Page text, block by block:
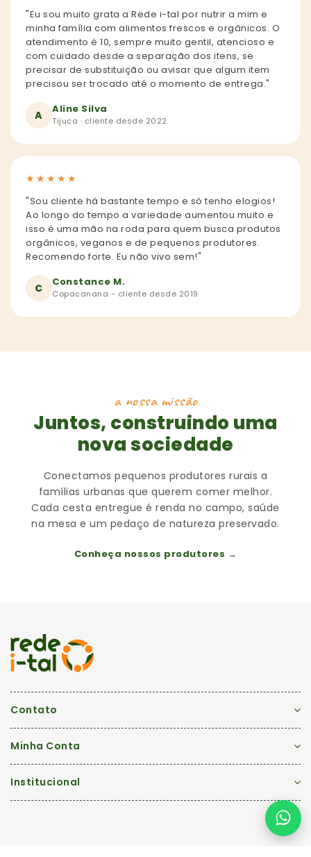
"Eu sou muito grata a Rede i-tal por nutrir a mim e
minha família com alimentos frescos e orgânicos. O
atendimento é 10, sempre muito gentil, atencioso e
com cuidado desde a separação dos itens, se
precisar de substituição ou avisar que algum item
precisou ser trocado até o momento de entrega."
A Aline Silva
Tijuca · cliente desde 2022
★ ★ ★ ★ ★
"Sou cliente há bastante tempo e só tenho elogios!
Ao longo do tempo a variedade aumentou muito e
isso é uma mão na roda para quem busca produtos
orgânicos, veganos e de pequenos produtores.
Recomendo forte. Eu não vivo sem!"
C Constance M.
Copacanana - cliente desde 2019
a nossa missão
Juntos, construindo uma
nova sociedade
Conectamos pequenos produtores rurais a
famílias urbanas que querem comer melhor.
Cada cesta entregue é renda no campo, saúde
na mesa e um pedaço de natureza preservado.
Conheça nossos produtores →
Contato
Minha Conta
Institucional